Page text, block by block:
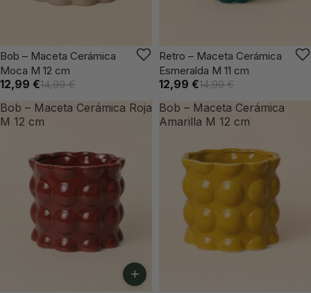
VUELVE PRONTO
Bob – Maceta Cerámica
Moca M 12 cm
12,99 €14,99 €
VUELVE PRONTO
Retro – Maceta Cerámica
Esmeralda M 11 cm
12,99 €14,99 €
Bob – Maceta Cerámica Roja
M 12 cm
+
Bob – Maceta Cerámica
Amarilla M 12 cm